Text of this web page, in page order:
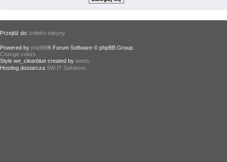
Przejdź do: Indeks witryny
Powered by phpBB® Forum Software © phpBB Group.
Change colors
Style we_clearblue created by weeb
Hosting dostarcza SW IT Solutions